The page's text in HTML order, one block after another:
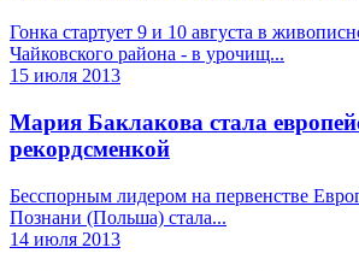
Гонка стартует 9 и 10 августа в
Чайковского района - в урочищ...
15 июля 2013
Мария Баклакова стала
рекордсменкой
Бесспорным лидером на первенстве
Познани (Польша) стала...
14 июля 2013